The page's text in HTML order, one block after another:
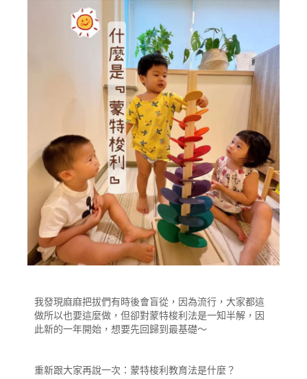
我發現麻麻把拔們有時後會盲從，因為流行，大家都這
做所以也要這麼做，但卻對蒙特梭利法是一知半解，因
此新的一年開始，想要先回歸到最基礎～
重新跟大家再說一次：蒙特梭利教育法是什麼？